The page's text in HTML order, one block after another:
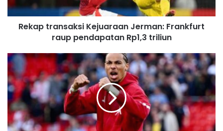
a
d
s
Rekap transaksi Kejuaraan Jerman: Frankfurt
raup pendapatan Rp1,3 triliun